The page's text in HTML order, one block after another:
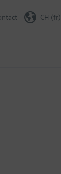
CH (fr)